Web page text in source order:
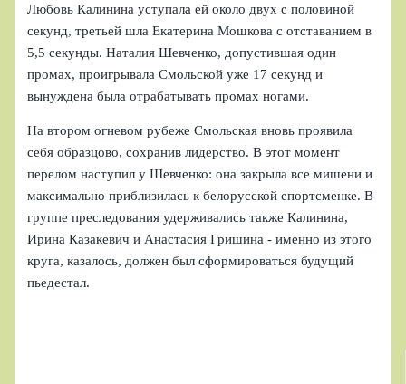
Любовь Калинина уступала ей около двух с половиной
секунд, третьей шла Екатерина Мошкова с отставанием в
5,5 секунды. Наталия Шевченко, допустившая один
промах, проигрывала Смольской уже 17 секунд и
вынуждена была отрабатывать промах ногами.
На втором огневом рубеже Смольская вновь проявила
себя образцово, сохранив лидерство. В этот момент
перелом наступил у Шевченко: она закрыла все мишени и
максимально приблизилась к белорусской спортсменке. В
группе преследования удерживались также Калинина,
Ирина Казакевич и Анастасия Гришина - именно из этого
круга, казалось, должен был сформироваться будущий
пьедестал.